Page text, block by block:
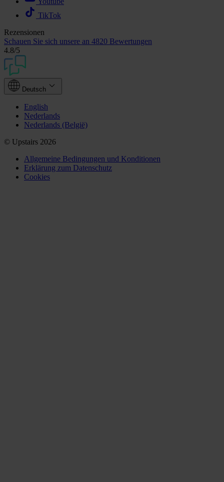
TikTok
Rezensionen
Schauen Sie sich unsere an 4820 Bewertungen
4.8/5
Deutsch
English
Nederlands
Nederlands (België)
© Upstairs 2026
Allgemeine Bedingungen und Konditionen
Erklärung zum Datenschutz
Cookies